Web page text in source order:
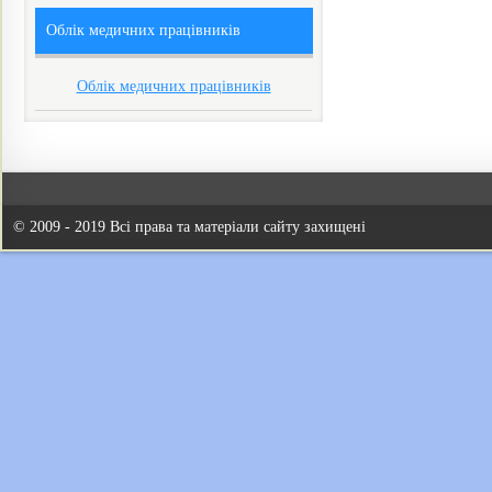
Облік медичних працівників
Облік медичних працівників
© 2009 - 2019 Всі права та матеріали сайту захищені